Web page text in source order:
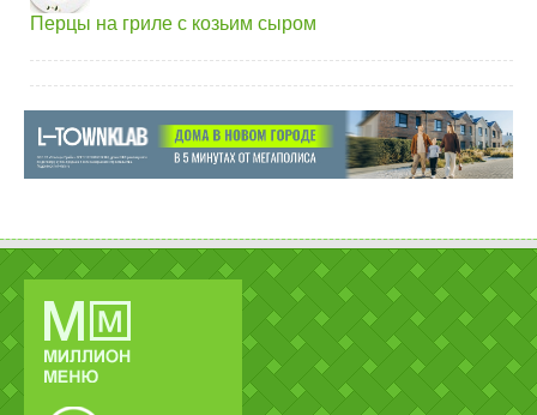
Перцы на гриле с козьим сыром